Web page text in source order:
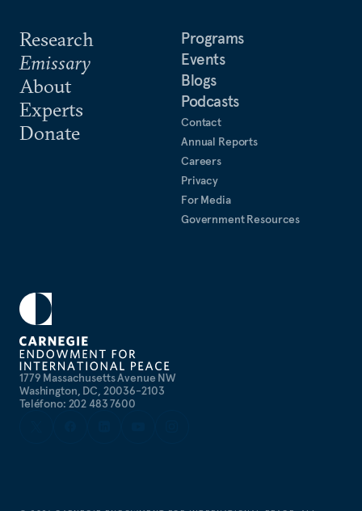
1779 Massachusetts Avenue NW
Washington, DC, 20036-2103
Teléfono: 202 483 7600
Research
Emissary
About
Experts
Donate
Programs
Events
Blogs
Podcasts
Contact
Annual Reports
Careers
Privacy
For Media
Government Resources